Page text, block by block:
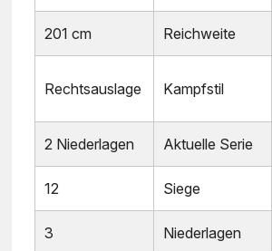
201 cm Reichweite
Rechtsauslage Kampfstil
2 Niederlagen Aktuelle Serie
12 Siege
3 Niederlagen